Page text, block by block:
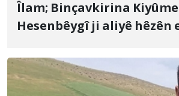
Îlam; Binçavkirina
Hesenbêygî ji aliyê hêzên